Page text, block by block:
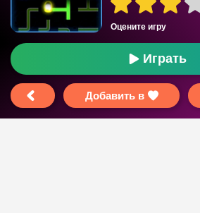
Оцените игру
Играть
Добавить в